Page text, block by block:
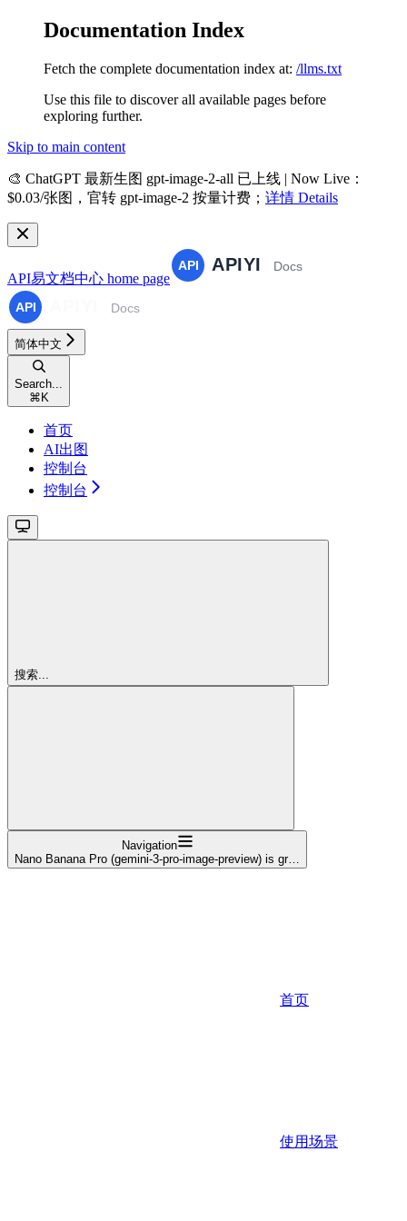
Documentation Index
Fetch the complete documentation index at: /llms.txt
Use this file to discover all available pages before
exploring further.
Skip to main content
🎨 ChatGPT 最新生图 gpt-image-2-all 已上线 | Now Live ：
$0.03/张图，官转 gpt-image-2 按量计费； 详情 Details
API易文档中心 home page
简体中文
Search...
⌘ K
首页
AI出图
控制台
控制台
搜索...
Navigation
Nano Banana Pro (gemini-3-pro-image-preview) is gr…
首页
使用场景